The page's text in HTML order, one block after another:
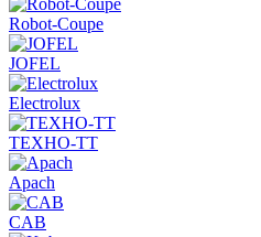
Robot-Coupe
JOFEL
Electrolux
ТЕХНО-ТТ
Apach
CAB